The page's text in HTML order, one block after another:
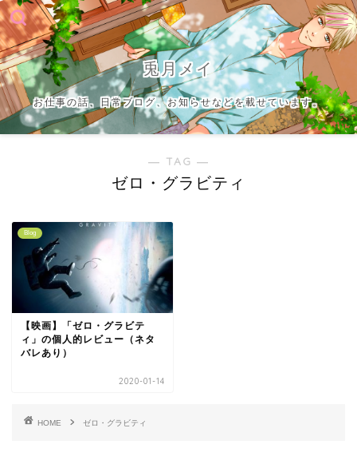
兎月メイ
お仕事の話、日常ブログ、お知らせなどを載せています。
― TAG ―
ゼロ・グラビティ
Blog
【映画】「ゼロ・グラビテ
ィ」の個人的レビュー（ネタ
バレあり）
2020-01-14
HOME ゼロ・グラビティ